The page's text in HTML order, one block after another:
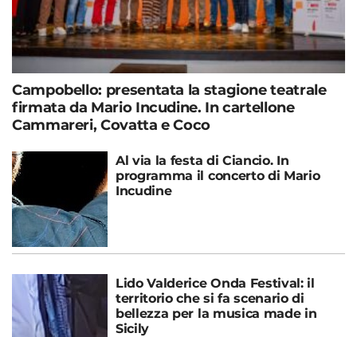
Campobello: presentata la stagione teatrale
firmata da Mario Incudine. In cartellone
Cammareri, Covatta e Coco
Al via la festa di Ciancio. In
programma il concerto di Mario
Incudine
Lido Valderice Onda Festival: il
territorio che si fa scenario di
bellezza per la musica made in
Sicily